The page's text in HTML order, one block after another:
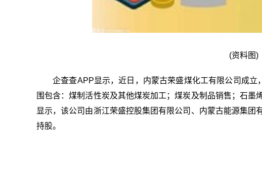
(资料图)
企查查APP显示，近日，内蒙古荣盛煤化工有限公司成
围包含：煤制活性炭及其他煤炭加工；煤炭及制品销售；石
显示，该公司由浙江荣盛控股集团有限公司、内蒙古能源集团
持股。